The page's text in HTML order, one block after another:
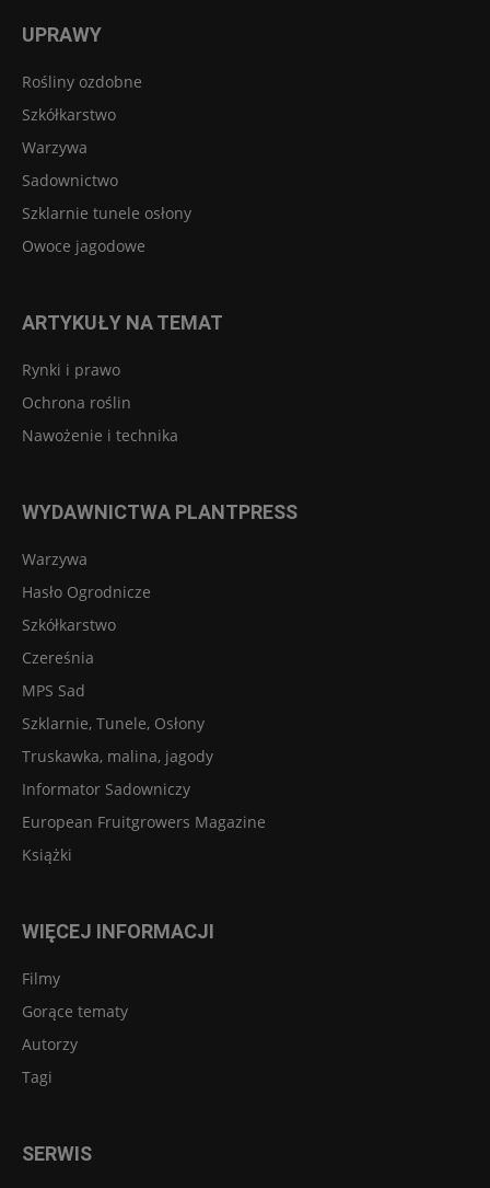
UPRAWY
Rośliny ozdobne
Szkółkarstwo
Warzywa
Sadownictwo
Szklarnie tunele osłony
Owoce jagodowe
ARTYKUŁY NA TEMAT
Rynki i prawo
Ochrona roślin
Nawożenie i technika
WYDAWNICTWA PLANTPRESS
Warzywa
Hasło Ogrodnicze
Szkółkarstwo
Czereśnia
MPS Sad
Szklarnie, Tunele, Osłony
Truskawka, malina, jagody
Informator Sadowniczy
European Fruitgrowers Magazine
Książki
WIĘCEJ INFORMACJI
Filmy
Gorące tematy
Autorzy
Tagi
SERWIS